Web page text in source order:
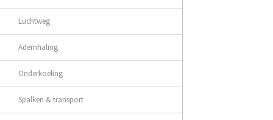
Luchtweg
Ademhaling
Onderkoeling
Spalken & transport